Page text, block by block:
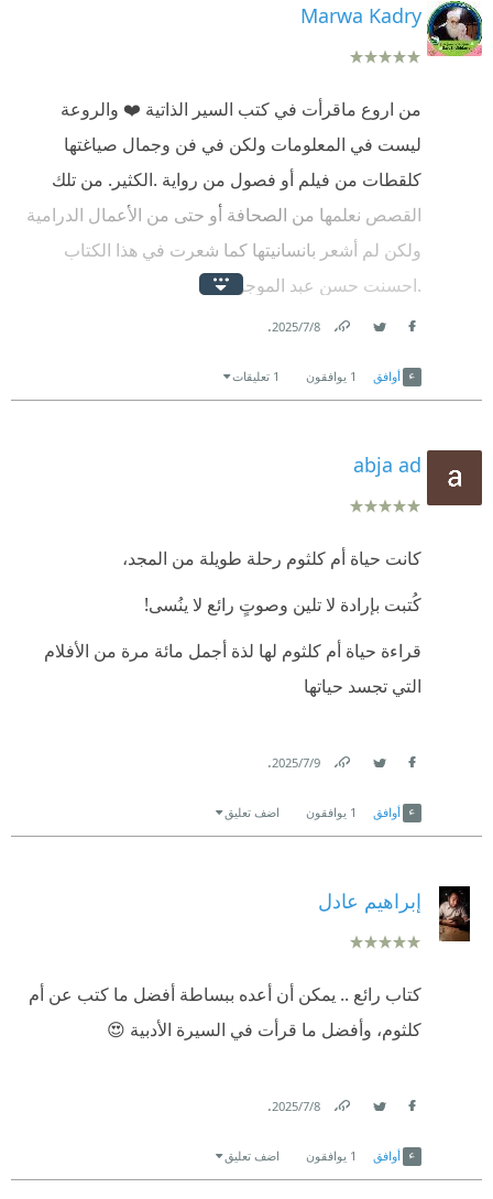
Marwa Kadry
من اروع ماقرأت في كتب السير الذاتية ❤️ والروعة
ليست في المعلومات ولكن في فن وجمال صياغتها
كلقطات من فيلم أو فصول من رواية .الكثير. من تلك
القصص نعلمها من الصحافة أو حتى من الأعمال الدرامية
ولكن لم أشعر بانسانيتها كما شعرت في هذا الكتاب
.احسنت حسن عبد الموجود.🌷
8‏/7‏/2025
.
أوافق 1 يوافقون 1 تعليقات
abja ad
كانت حياة أم كلثوم رحلة طويلة من المجد،
كُتبت بإرادة لا تلين وصوتٍ رائع لا ينُسى!
قراءة حياة أم كلثوم لها لذة أجمل مائة مرة من الأفلام
التي تجسد حياتها
9‏/7‏/2025
.
أوافق 1 يوافقون اضف تعليق
إبراهيم عادل
كتاب رائع .. يمكن أن أعده ببساطة أفضل ما كتب عن أم
كلثوم، وأفضل ما قرأت في السيرة الأدبية 😍
8‏/7‏/2025
.
أوافق 1 يوافقون اضف تعليق